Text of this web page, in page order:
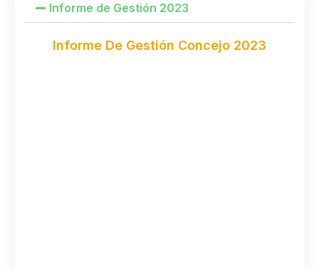
Informe de Gestión 2023
Informe De Gestión Concejo 2023